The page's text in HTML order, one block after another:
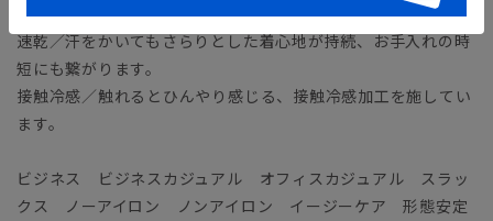
防ぎます。
速乾／汗をかいてもさらりとした着心地が持続、お手入れの時
短にも繋がります。
接触冷感／触れるとひんやり感じる、接触冷感加工を施してい
ます。
ビジネス ビジネスカジュアル オフィスカジュアル スラッ
クス ノーアイロン ノンアイロン イージーケア 形態安定